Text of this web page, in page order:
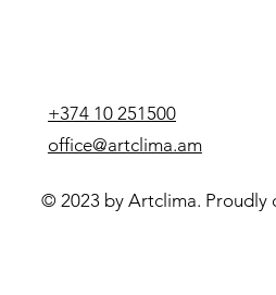
+374 10 251500
office@artclima.am
© 2023 by Artclima. Proudly